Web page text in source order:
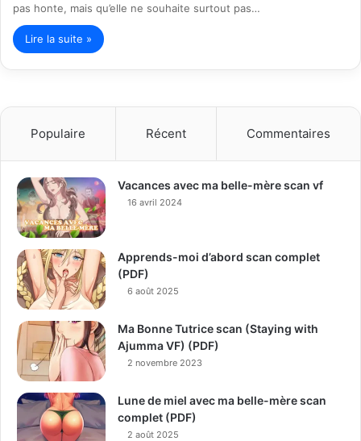
pas honte, mais qu’elle ne souhaite surtout pas…
Lire la suite »
Populaire Récent Commentaires
Vacances avec ma belle-mère scan vf
16 avril 2024
Apprends-moi d’abord scan complet
(PDF)
6 août 2025
Ma Bonne Tutrice scan (Staying with
Ajumma VF) (PDF)
2 novembre 2023
Lune de miel avec ma belle-mère scan
complet (PDF)
2 août 2025